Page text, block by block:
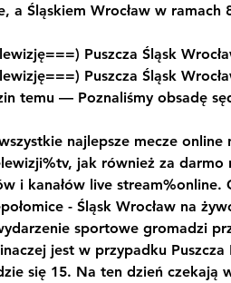
a Śląskiem Wrocław w
Puszcza Śląsk
Puszcza Śląsk
temu — Poznaliśmy obsadę
najlepsze mecze
jak również za darmo
i kanałów live stream%online.
- Śląsk Wrocław na
sportowe gromadzi
jest w przypadku Puszcza
się 15. Na ten dzień czekają